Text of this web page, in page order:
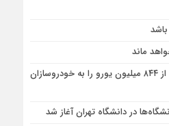
ماند
بانک مرکزی حتی یک سنت از ۸۴۴ میلیون یورو را به خودروسازان
در دانشگاه تهران آغاز شد